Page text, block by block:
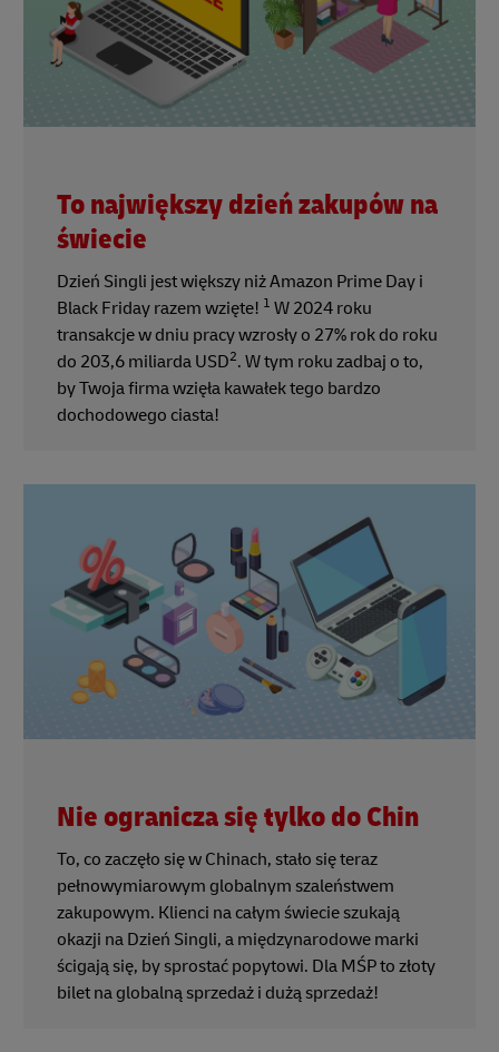
To największy dzień zakupów na
świecie
Dzień Singli jest większy niż Amazon Prime Day i
Black Friday razem wzięte! 1 W 2024 roku
transakcje w dniu pracy wzrosły o 27% rok do roku
do 203,6 miliarda USD2. W tym roku zadbaj o to,
by Twoja firma wzięła kawałek tego bardzo
dochodowego ciasta!
Nie ogranicza się tylko do Chin
To, co zaczęło się w Chinach, stało się teraz
pełnowymiarowym globalnym szaleństwem
zakupowym. Klienci na całym świecie szukają
okazji na Dzień Singli, a międzynarodowe marki
ścigają się, by sprostać popytowi. Dla MŚP to złoty
bilet na globalną sprzedaż i dużą sprzedaż!